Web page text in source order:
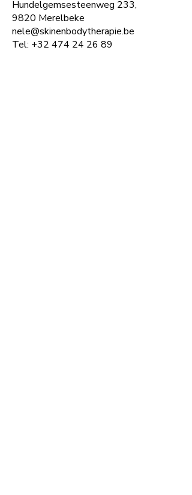
Hundelgemsesteenweg 233,
9820 Merelbeke
nele@skinenbodytherapie.be
Tel: +32 474 24 26 89